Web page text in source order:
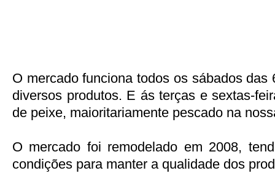
O mercado funciona todos os sábados
diversos produtos. E ás terças e sextas-
de peixe, maioritariamente pescado na
O mercado foi remodelado em 2008,
condições para manter a qualidade dos